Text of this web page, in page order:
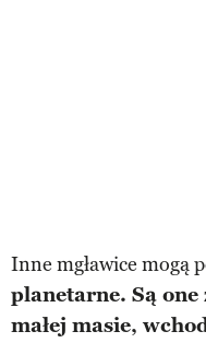
Inne mgławice mogą
planetarne. Są one
małej masie,